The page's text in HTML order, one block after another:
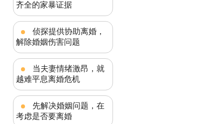
齐全的家暴证据
侦探提供协助离婚，
解除婚姻伤害问题
当夫妻情绪激昂，就
越难平息离婚危机
先解决婚姻问题，在
考虑是否要离婚